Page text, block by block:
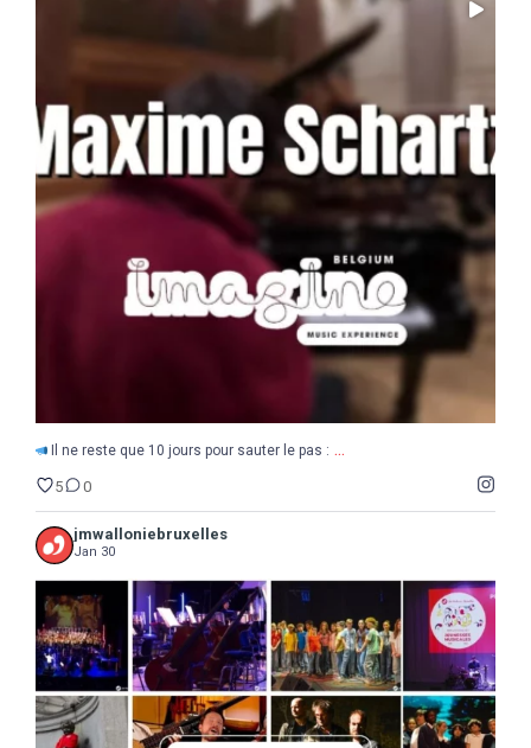
Il ne reste que 10 jours pour sauter le pas :
5
Il ne reste que 10 jours pour sauter le pas : ...
5 0
jmwalloniebruxelles
Jan 30